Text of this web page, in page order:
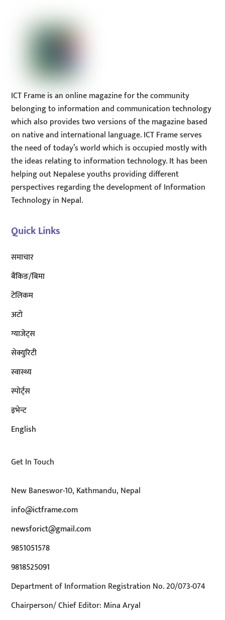
ICT Frame is an online magazine for the community
belonging to information and communication technology
which also provides two versions of the magazine based
on native and international language. ICT Frame serves
the need of today’s world which is occupied mostly with
the ideas relating to information technology. It has been
helping out Nepalese youths providing different
perspectives regarding the development of Information
Technology in Nepal.
Quick Links
समाचार
बैंकिङ/बिमा
टेलिकम
अटाे
ग्याजेट्स
सेक्युरिटी
स्वास्थ्य
स्पोर्ट्स
इभेन्ट
English
Get In Touch
New Baneswor-10, Kathmandu, Nepal
info@ictframe.com
newsforict@gmail.com
9851051578
9818525091
Department of Information Registration No. 20/073-074
Chairperson/ Chief Editor: Mina Aryal